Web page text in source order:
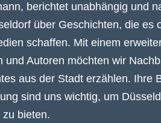
berichtet unabhängig und
über Geschichten, die es
schaffen. Mit einem
und Autoren möchten wir
aus der Stadt erzählen. Ihre
sind uns wichtig, um
zu bieten.